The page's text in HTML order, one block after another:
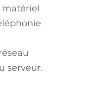
serveur.